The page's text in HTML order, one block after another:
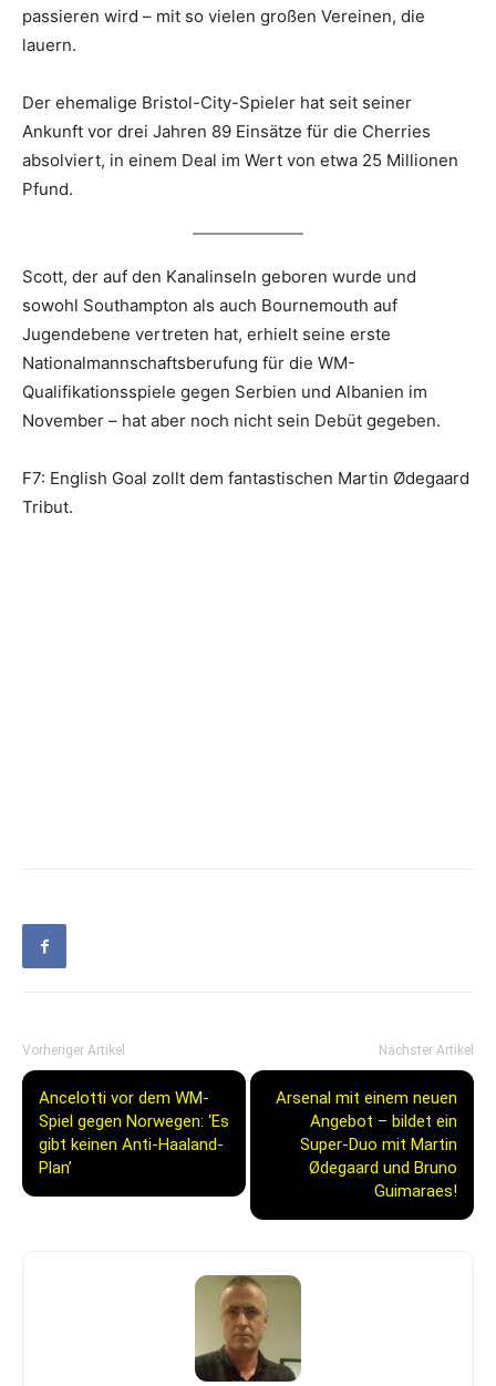
passieren wird – mit so vielen großen Vereinen, die
lauern.
Der ehemalige Bristol-City-Spieler hat seit seiner
Ankunft vor drei Jahren 89 Einsätze für die Cherries
absolviert, in einem Deal im Wert von etwa 25 Millionen
Pfund.
Scott, der auf den Kanalinseln geboren wurde und
sowohl Southampton als auch Bournemouth auf
Jugendebene vertreten hat, erhielt seine erste
Nationalmannschaftsberufung für die WM-
Qualifikationsspiele gegen Serbien und Albanien im
November – hat aber noch nicht sein Debüt gegeben.
F7: English Goal zollt dem fantastischen Martin Ødegaard
Tribut.
Vorheriger Artikel
Ancelotti vor dem WM-
Spiel gegen Norwegen: ‘Es
gibt keinen Anti-Haaland-
Plan’
Nächster Artikel
Arsenal mit einem neuen
Angebot – bildet ein
Super-Duo mit Martin
Ødegaard und Bruno
Guimaraes!